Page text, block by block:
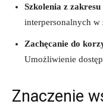
Szkolenia z
interpersonalnych w⁤
Zachęcanie⁣ do
⁤Umożliwienie
Znaczenie⁣